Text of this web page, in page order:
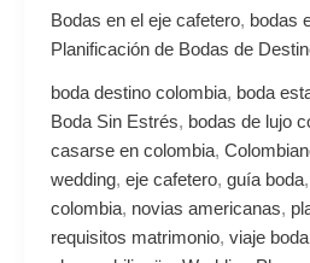
Bodas en el eje cafetero, bodas
Planificación de Bodas de
boda destino colombia, boda
Boda Sin Estrés, bodas de lujo
casarse en colombia,
wedding, eje cafetero, guía boda,
colombia, novias americanas,
requisitos matrimonio, viaje